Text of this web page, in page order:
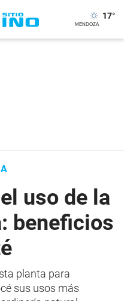
17°
uso de la
beneficios
planta para
sus usos más